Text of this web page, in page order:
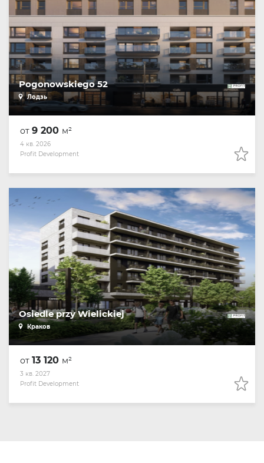
Pogonowskiego 52
Лодзь
от 9 200 м²
4 кв. 2026
Profit Development
Osiedle przy Wielickiej
Краков
от 13 120 м²
3 кв. 2027
Profit Development